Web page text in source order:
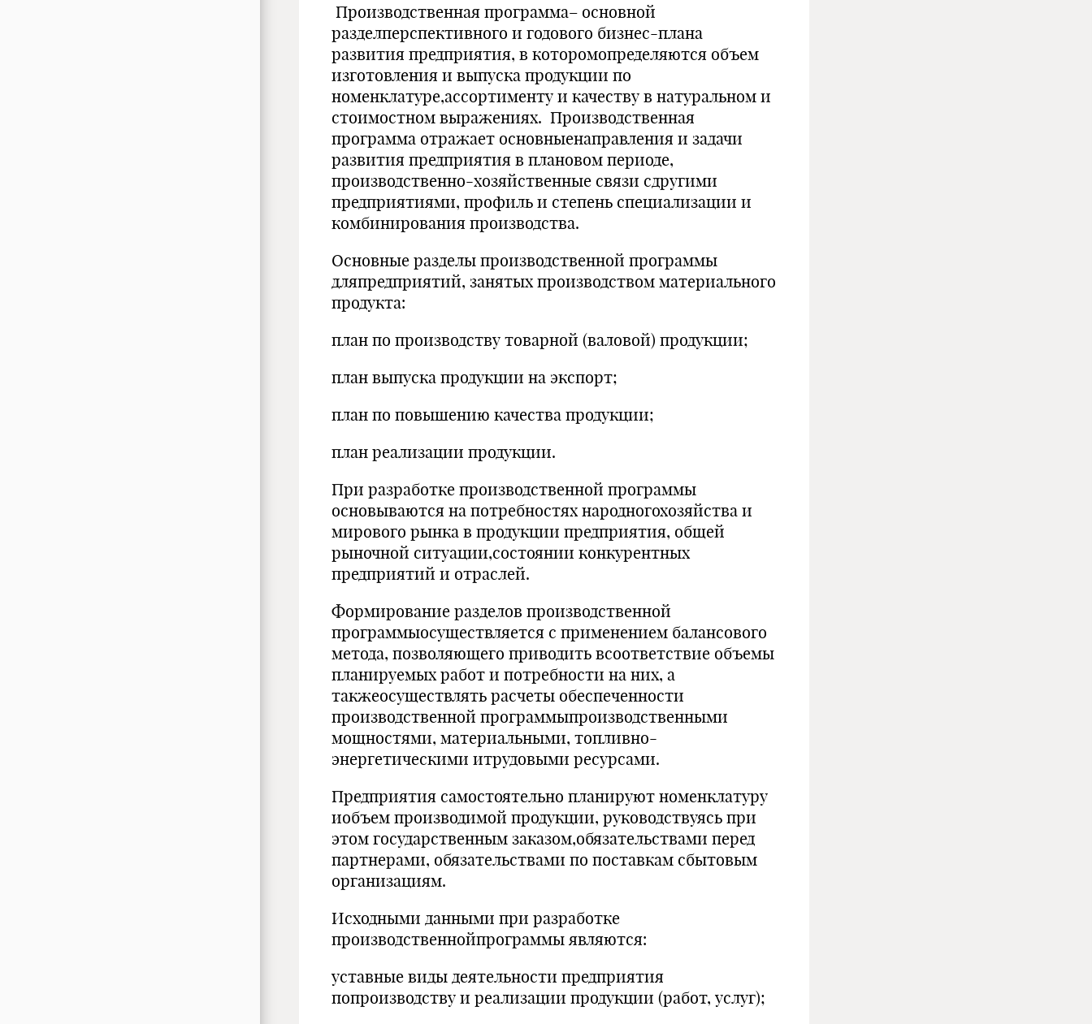
Производственная программа– основной
разделперспективного и годового бизнес-плана
развития предприятия, в которомопределяются объем
изготовления и выпуска продукции по
номенклатуре,ассортименту и качеству в натуральном и
стоимостном выражениях. Производственная
программа отражает основныенаправления и задачи
развития предприятия в плановом периоде,
производственно-хозяйственные связи сдругими
предприятиями, профиль и степень специализации и
комбинирования производства.
Основные разделы производственной программы
дляпредприятий, занятых производством материального
продукта:
план по производству товарной (валовой) продукции;
план выпуска продукции на экспорт;
план по повышению качества продукции;
план реализации продукции.
При разработке производственной программы
основываются на потребностях народногохозяйства и
мирового рынка в продукции предприятия, общей
рыночной ситуации,состоянии конкурентных
предприятий и отраслей.
Формирование разделов производственной
программыосуществляется с применением балансового
метода, позволяющего приводить всоответствие объемы
планируемых работ и потребности на них, а
такжеосуществлять расчеты обеспеченности
производственной программыпроизводственными
мощностями, материальными, топливно-
энергетическими итрудовыми ресурсами.
Предприятия самостоятельно планируют номенклатуру
иобъем производимой продукции, руководствуясь при
этом государственным заказом,обязательствами перед
партнерами, обязательствами по поставкам сбытовым
организациям.
Исходными данными при разработке
производственнойпрограммы являются:
уставные виды деятельности предприятия
попроизводству и реализации продукции (работ, услуг);